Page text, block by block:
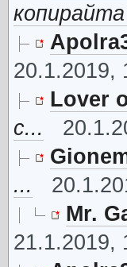
20.1.2019,
Lover
с...
...
Mr.
21.1.2019,